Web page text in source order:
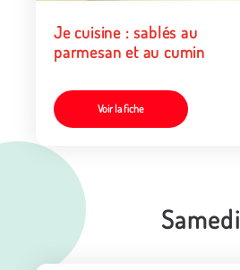
Je cuisine : sablés au
parmesan et au cumin
Voir la fiche
Samedi